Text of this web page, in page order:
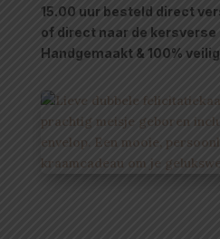
15.00 uur besteld direct
of direct naar de kersverse
Handgemaakt & 100%